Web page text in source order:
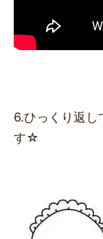
6.ひっくり返し
す☆